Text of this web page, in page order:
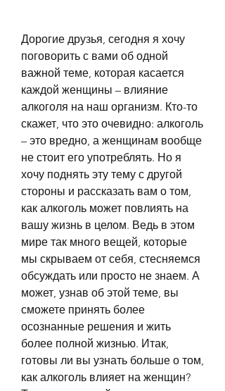
Дорогие друзья, сегодня я хочу
поговорить с вами об одной
важной теме, которая касается
каждой женщины – влияние
алкоголя на наш организм. Кто-то
скажет, что это очевидно: алкоголь
– это вредно, а женщинам вообще
не стоит его употреблять. Но я
хочу поднять эту тему с другой
стороны и рассказать вам о том,
как алкоголь может повлиять на
вашу жизнь в целом. Ведь в этом
мире так много вещей, которые
мы скрываем от себя, стесняемся
обсуждать или просто не знаем. А
может, узнав об этой теме, вы
сможете принять более
осознанные решения и жить
более полной жизнью. Итак,
готовы ли вы узнать больше о том,
как алкоголь влияет на женщин?